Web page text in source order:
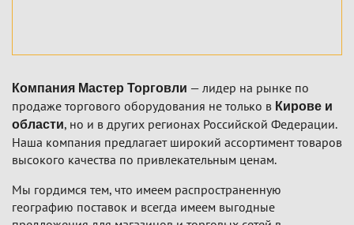
Компания Мастер Торговли — лидер на рынке по
продаже торгового оборудования не только в Кирове и
области, но и в других регионах Российской Федерации.
Наша компания предлагает широкий ассортимент товаров
высокого качества по привлекательным ценам.
Мы гордимся тем, что имеем распространенную
географию поставок и всегда имеем выгодные